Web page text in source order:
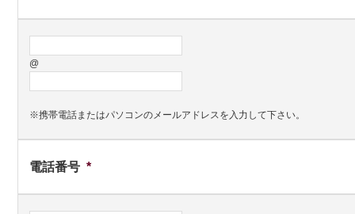
@
※携帯電話またはパソコンのメールアドレスを入力して下さい。
電話番号 *